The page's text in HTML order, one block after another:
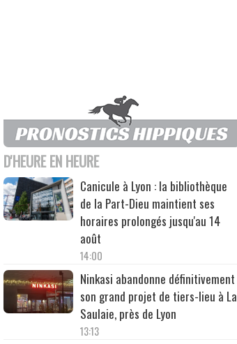
D'HEURE EN HEURE
Canicule à Lyon : la bibliothèque
de la Part-Dieu maintient ses
horaires prolongés jusqu'au 14
août
14:00
Ninkasi abandonne définitivement
son grand projet de tiers-lieu à La
Saulaie, près de Lyon
13:13